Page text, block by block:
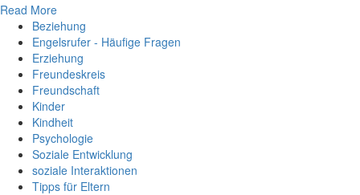
Read More
Beziehung
Engelsrufer - Häufige Fragen
Erziehung
Freundeskreis
Freundschaft
Kinder
Kindheit
Psychologie
Soziale Entwicklung
soziale Interaktionen
Tipps für Eltern